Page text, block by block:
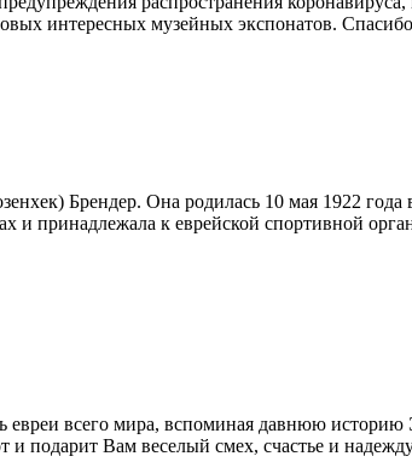
интересных музейных экспонатов.
Брендер. Она родилась 10 мая 1922 года
принадлежала к еврейской спортивной
всего мира, вспоминая давнюю
и подарит Вам веселый смех, счастье и